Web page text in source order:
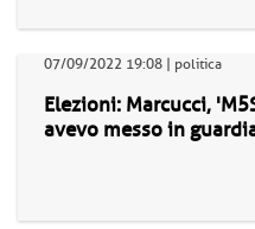
07/09/2022 19:08 | politica
Elezioni: Marcucci,
avevo messo in